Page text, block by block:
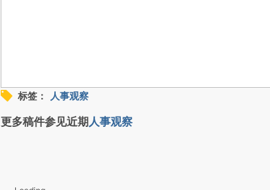
标签： 人事观察
更多稿件参见近期人事观察